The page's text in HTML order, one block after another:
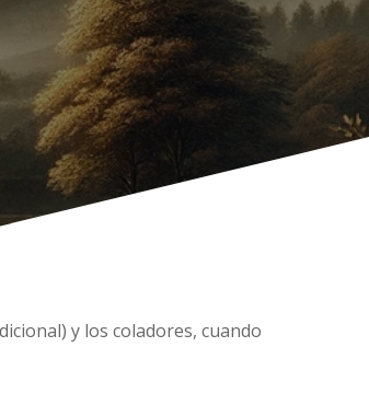
y los coladores, cuando